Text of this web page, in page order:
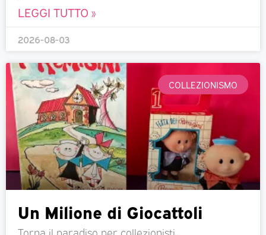
LEGGI TUTTO »
2026-08-03
COLLEZIONISMO
Un Milione di Giocattoli